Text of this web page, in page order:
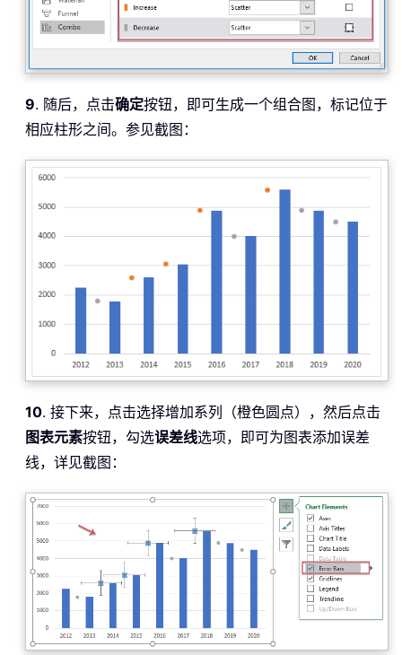
9. 随后，点击确定按钮，即可生成一个组合图，标记位于
相应柱形之间。参见截图：
10. 接下来，点击选择增加系列（橙色圆点），然后点击
图表元素按钮，勾选误差线选项，即可为图表添加误差
线，详见截图：